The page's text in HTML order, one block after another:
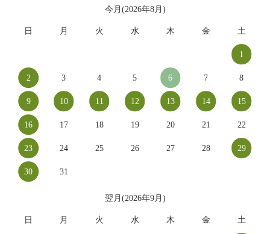
今月(2026年8月)
日 月 火 水 木 金 土
1
2 3 4 5 6 7 8
9 10 11 12 13 14 15
16 17 18 19 20 21 22
23 24 25 26 27 28 29
30 31
翌月(2026年9月)
日 月 火 水 木 金 土